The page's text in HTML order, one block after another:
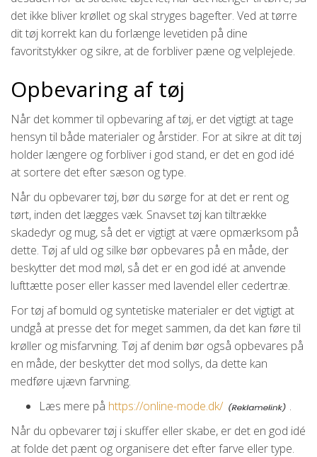
det ikke bliver krøllet og skal stryges bagefter. Ved at tørre
dit tøj korrekt kan du forlænge levetiden på dine
favoritstykker og sikre, at de forbliver pæne og velplejede.
Opbevaring af tøj
Når det kommer til opbevaring af tøj, er det vigtigt at tage
hensyn til både materialer og årstider. For at sikre at dit tøj
holder længere og forbliver i god stand, er det en god idé
at sortere det efter sæson og type.
Når du opbevarer tøj, bør du sørge for at det er rent og
tørt, inden det lægges væk. Snavset tøj kan tiltrække
skadedyr og mug, så det er vigtigt at være opmærksom på
dette. Tøj af uld og silke bør opbevares på en måde, der
beskytter det mod møl, så det er en god idé at anvende
lufttætte poser eller kasser med lavendel eller cedertræ.
For tøj af bomuld og syntetiske materialer er det vigtigt at
undgå at presse det for meget sammen, da det kan føre til
krøller og misfarvning. Tøj af denim bør også opbevares på
en måde, der beskytter det mod sollys, da dette kan
medføre ujævn farvning.
Læs mere på https://online-mode.dk/
.
Når du opbevarer tøj i skuffer eller skabe, er det en god idé
at folde det pænt og organisere det efter farve eller type.